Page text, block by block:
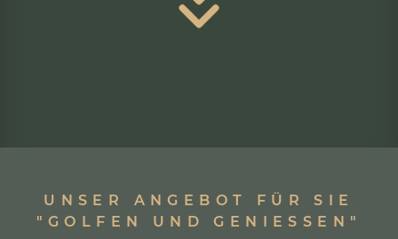
UNSER ANGEBOT FÜR SIE
"GOLFEN UND GENIESSEN"